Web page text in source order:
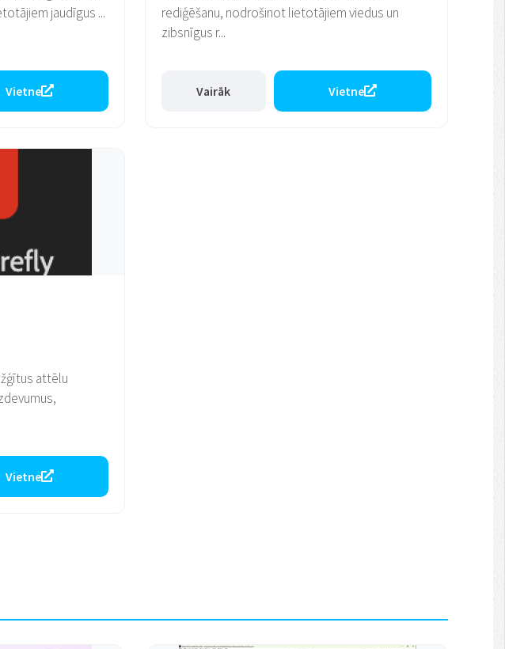
jaudīgus ...
Vietne
rediģēšanu, nodrošinot lietotājiem viedus un
zibsnīgus r...
Vairāk Vietne
attēlu
Vietne